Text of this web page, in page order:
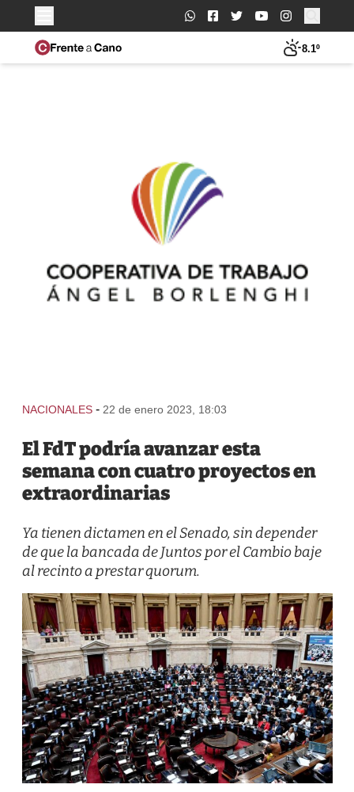
Buscar:
8.1º
NACIONALES - 22 de enero 2023, 18:03
El FdT podría avanzar esta
semana con cuatro proyectos en
extraordinarias
Ya tienen dictamen en el Senado, sin depender
de que la bancada de Juntos por el Cambio baje
al recinto a prestar quorum.